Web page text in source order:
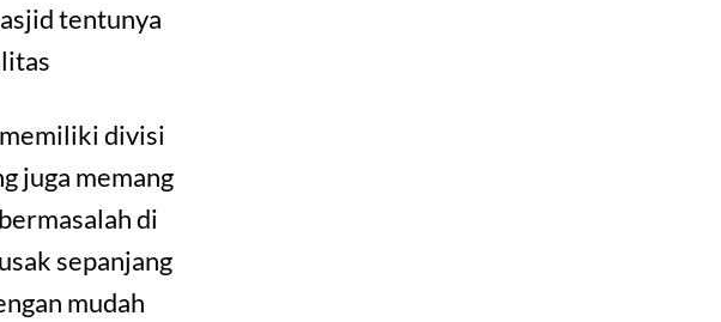
tentunya
divisi
juga memang
di
sepanjang
mudah